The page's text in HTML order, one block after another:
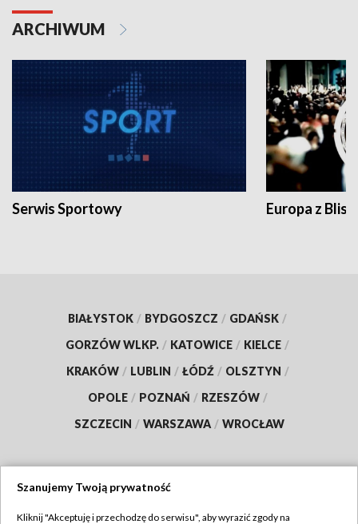
ARCHIWUM
Serwis Sportowy Europa z
BIAŁYSTOK / BYDGOSZCZ / GDAŃSK /
GORZÓW WLKP. / KATOWICE / KIELCE /
KRAKÓW / LUBLIN / ŁÓDŹ / OLSZTYN /
OPOLE / POZNAŃ / RZESZÓW /
SZCZECIN / WARSZAWA / WROCŁAW
Szanujemy Twoją prywatność
Kliknij "Akceptuję i przechodzę do serwisu", aby wyrazić zgody na